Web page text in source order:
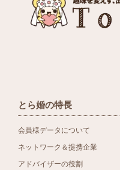
とら婚の特長
会員様データについて
ネットワーク＆提携企業
アドバイザーの役割